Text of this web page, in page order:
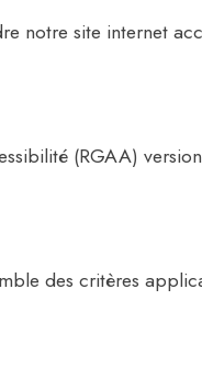
notre site internet
(RGAA)
des critères